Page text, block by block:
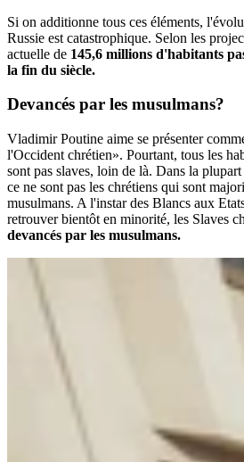
Si on additionne tous ces éléments,
Russie est catastrophique. Selon les
actuelle de 145,6 millions d'habitants
la fin du siècle.
Devancés par les musulmans?
Vladimir Poutine aime se présenter
l'Occident chrétien». Pourtant, tous les
sont pas slaves, loin de là. Dans la
ce ne sont pas les chrétiens qui sont
musulmans. A l'instar des Blancs aux
retrouver bientôt en minorité, les Slaves
devancés par les musulmans.